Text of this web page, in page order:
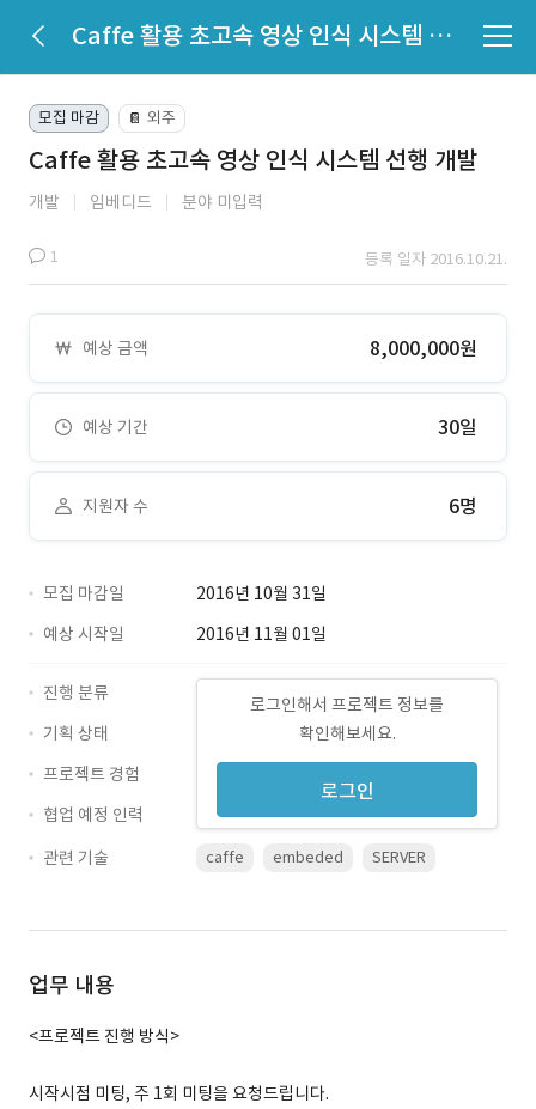
Caffe 활용 초고속 영상 인식 시스템 선행 개발
모집 마감 📔 외주
Caffe 활용 초고속 영상 인식 시스템 선행 개발
개발 임베디드 분야 미입력
1 등록 일자 2016.10.21.
예상 금액 8,000,000원
예상 기간 30일
지원자 수 6명
모집 마감일
2016년 10월 31일
예상 시작일
2016년 11월 01일
로그인해서 프로젝트 정보를
확인해보세요.
로그인
진행 분류
기획 상태
프로젝트 경험
협업 예정 인력
관련 기술
caffe embeded SERVER
업무 내용
<프로젝트 진행 방식>
시작시점 미팅, 주 1회 미팅을 요청드립니다.